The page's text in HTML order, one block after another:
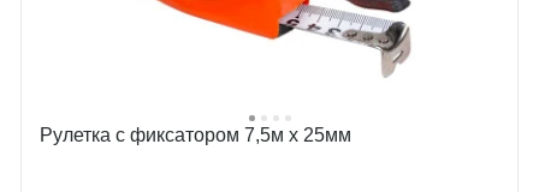
Рулетка с фиксатором 7,5м х 25мм